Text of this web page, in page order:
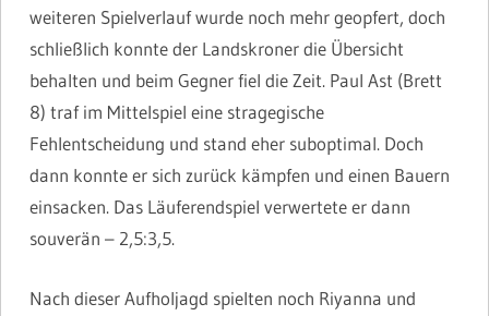
weiteren Spielverlauf wurde noch mehr geopfert, doch
schließlich konnte der Landskroner die Übersicht
behalten und beim Gegner fiel die Zeit. Paul Ast (Brett
8) traf im Mittelspiel eine stragegische
Fehlentscheidung und stand eher suboptimal. Doch
dann konnte er sich zurück kämpfen und einen Bauern
einsacken. Das Läuferendspiel verwertete er dann
souverän – 2,5:3,5.
Nach dieser Aufholjagd spielten noch Riyanna und